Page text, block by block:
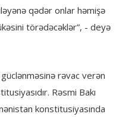
qədər onlar həmişə
törədəcəklər”, - deyə
rəvac verən
Rəsmi Bakı
konstitusiyasında